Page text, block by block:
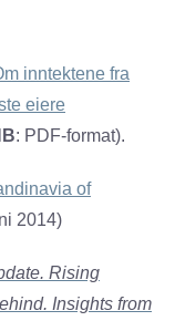
inntektene fra
eiere
: PDF-format).
of
2014)
Rising
Insights from